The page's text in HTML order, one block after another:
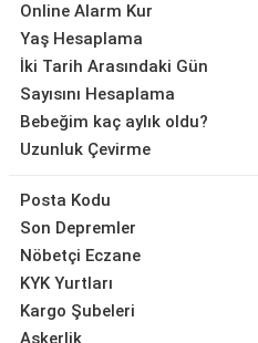
Online Alarm Kur
Yaş Hesaplama
İki Tarih Arasındaki Gün
Sayısını Hesaplama
Bebeğim kaç aylık oldu?
Uzunluk Çevirme
Posta Kodu
Son Depremler
Nöbetçi Eczane
KYK Yurtları
Kargo Şubeleri
Askerlik